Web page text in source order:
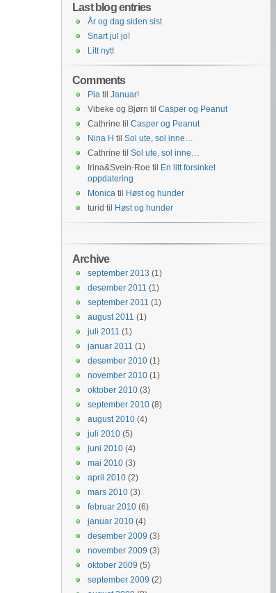
Last blog entries
År og dag siden sist
Snart jul jo!
Litt nytt
Comments
Pia til Januar!
Vibeke og Bjørn til Casper og Peanut
Cathrine til Casper og Peanut
Nina H til Sol ute, sol inne…
Cathrine til Sol ute, sol inne…
Irina&Svein-Roe til
En litt forsinket
oppdatering
Monica til
Høst og hunder
turid til Høst og hunder
Archive
september 2013 (1)
desember 2011 (1)
september 2011 (1)
august 2011 (1)
juli 2011 (1)
januar 2011 (1)
desember 2010 (1)
november 2010 (1)
oktober 2010 (3)
september 2010 (8)
august 2010 (4)
juli 2010 (5)
juni 2010 (4)
mai 2010 (3)
april 2010 (2)
mars 2010 (3)
februar 2010 (6)
januar 2010 (4)
desember 2009 (3)
november 2009 (3)
oktober 2009 (5)
september 2009 (2)